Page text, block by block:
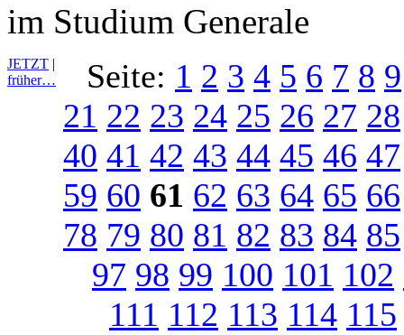
im Studium Generale
JETZT |
früher…
Seite: 1 2 3 4 5 6 7 8 9
21 22 23 24 25 26 27 28
40 41 42 43 44 45 46 47
59 60 61 62 63 64 65 66
78 79 80 81 82 83 84 85
97 98 99 100 101 102
111 112 113 114 115